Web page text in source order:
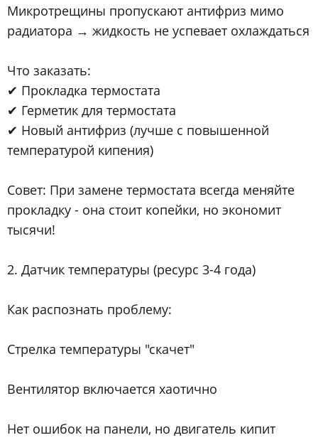
Микротрещины пропускают антифриз мимо
радиатора → жидкость не успевает охлаждаться
Что заказать:
✔ Прокладка термостата
✔ Герметик для термостата
✔ Новый антифриз (лучше с повышенной
температурой кипения)
Совет: При замене термостата всегда меняйте
прокладку - она стоит копейки, но экономит
тысячи!
2. Датчик температуры (ресурс 3-4 года)
Как распознать проблему:
Стрелка температуры "скачет"
Вентилятор включается хаотично
Нет ошибок на панели, но двигатель кипит